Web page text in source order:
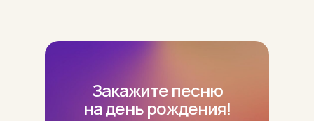
Закажите песню
на день рождения!